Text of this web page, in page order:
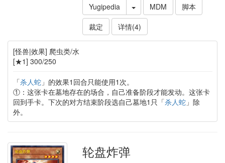
Yugipedia
MDM
脚本
裁定
详情(4)
[怪兽|效果] 爬虫类/水
[★1] 300/250
「杀人蛇」的效果1回合只能使用1次。
①：这张卡在墓地存在的场合，自己准备阶段才能发动。这张卡
回到手卡。下次的对方结束阶段选自己墓地1只「杀人蛇」除
外。
轮盘炸弹